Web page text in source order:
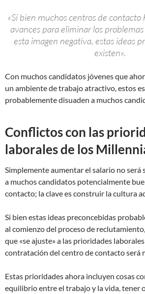
«Si bien muchos centros de contacto
avances para eliminar los
esta imagen negativa, estas ideas
existen».
Con muchos candidatos jóvenes que
un ambiente de trabajo atractivo, estos
probablemente disuaden a muchos
Conflictos con las
laborales de los
Simplemente aumentar el salario no será
a muchos candidatos potencialmente
contacto; la clave es construir la cultura
Si bien estas ideas preconcebidas
al comienzo del proceso de
que «se ajuste» a las prioridades
contratación del centro de contacto será
Estas prioridades ahora incluyen cosas
equilibrio entre el trabajo y la vida, tener